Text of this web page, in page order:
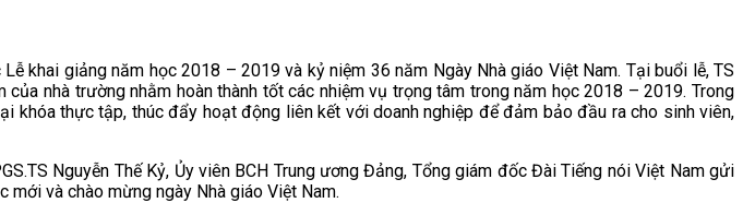
khai giảng năm học 2018 – 2019 và kỷ niệm 36 năm Ngày Nhà giáo Việt Nam. Tại buổi lễ, TS
nhà trường nhằm hoàn thành tốt các nhiệm vụ trọng tâm trong năm học 2018 – 2019. Trong
thực tập, thúc đẩy hoạt động liên kết với doanh nghiệp để đảm bảo đầu ra cho sinh viên,
Nguyễn Thế Kỷ, Ủy viên BCH Trung ương Đảng, Tổng giám đốc Đài Tiếng nói Việt Nam gửi
và chào mừng ngày Nhà giáo Việt Nam.